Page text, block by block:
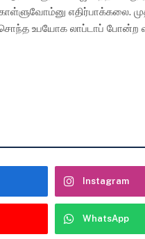
எதிர்பாக்கலை.
உபயோக லாப்டாப் போன்ற
Instagram
WhatsApp